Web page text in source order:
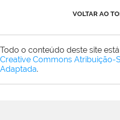
VOLTAR AO
Todo o conteúdo deste site
Creative Commons Atribuição-
Adaptada.